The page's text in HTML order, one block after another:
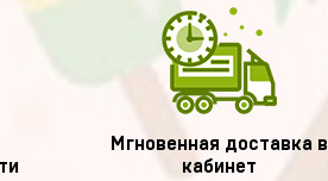
Мгновенная доставка в
кабинет